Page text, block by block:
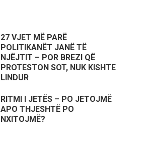
27 VJET MË PARË
POLITIKANËT JANË TË
NJËJTIT – POR BREZI QË
PROTESTON SOT, NUK KISHTE
LINDUR
RITMI I JETËS – PO JETOJMË
APO THJESHTË PO
NXITOJMË?